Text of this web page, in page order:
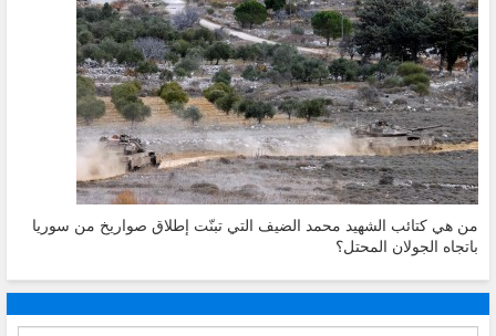
من هي كتائب الشهيد محمد الضيف التي تبنّت إطلاق صواريخ من سوريا
باتجاه الجولان المحتل؟